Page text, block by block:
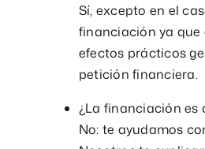
Sí, excepto en el
financiación ya que
efectos prácticos
petición financiera.
¿La financiación es
No: te ayudamos